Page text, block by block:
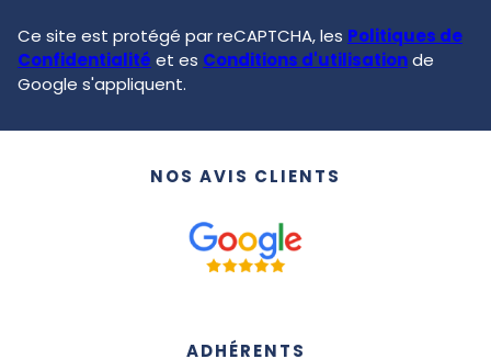
Ce site est protégé par reCAPTCHA, les Politiques de
Confidentialité et es Conditions d'utilisationde
Google s'appliquent.
NOS AVIS CLIENTS
ADHÉRENTS